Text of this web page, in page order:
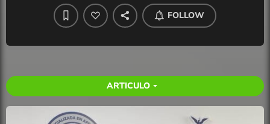
FOLLOW
ARTICULO arrow_drop_down